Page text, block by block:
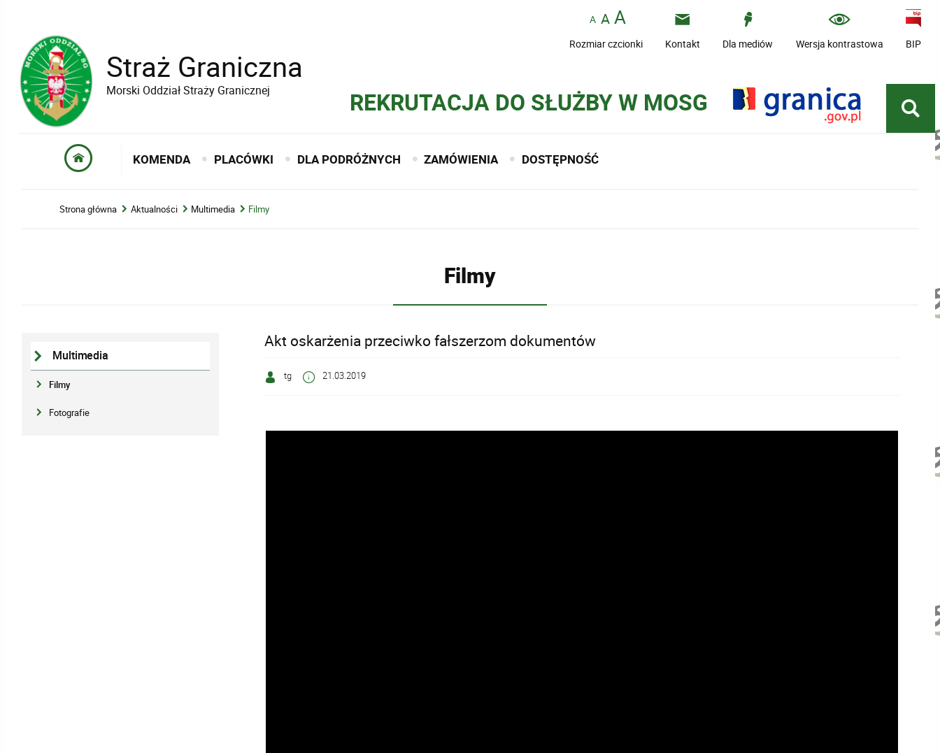
Straż Graniczna
Morski Oddział Straży Granicznej
Rozmiar czcionki Kontakt Dla mediów Wersja kontrastowa BIP
REKRUTACJA DO SŁUŻBY W MOSG
KOMENDA PLACÓWKI DLA PODRÓŻNYCH ZAMÓWIENIA DOSTĘPNOŚĆ
Strona główna Aktualności Multimedia Filmy
Filmy
Multimedia
Filmy
Fotografie
Akt oskarżenia przeciwko fałszerzom dokumentów
tg 21.03.2019